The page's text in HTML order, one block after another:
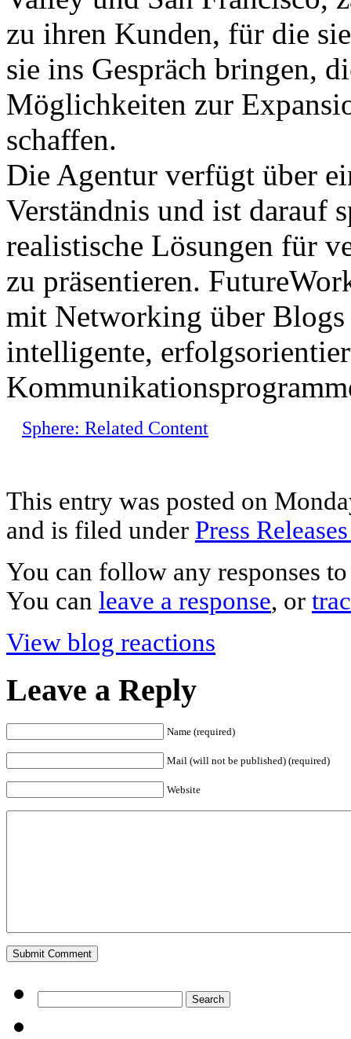
zu ihren Kunden, für die
sie ins Gespräch bringen,
Möglichkeiten zur
schaffen.
Die Agentur verfügt über
Verständnis und ist darauf
realistische Lösungen für
zu präsentieren.
mit Networking über
intelligente,
Sphere: Related Content
This entry was posted on
and is filed under Press
You can follow any responses
You can leave a response, or
View blog reactions
Leave a Reply
Name (required)
Mail (will not be published) (required)
Website